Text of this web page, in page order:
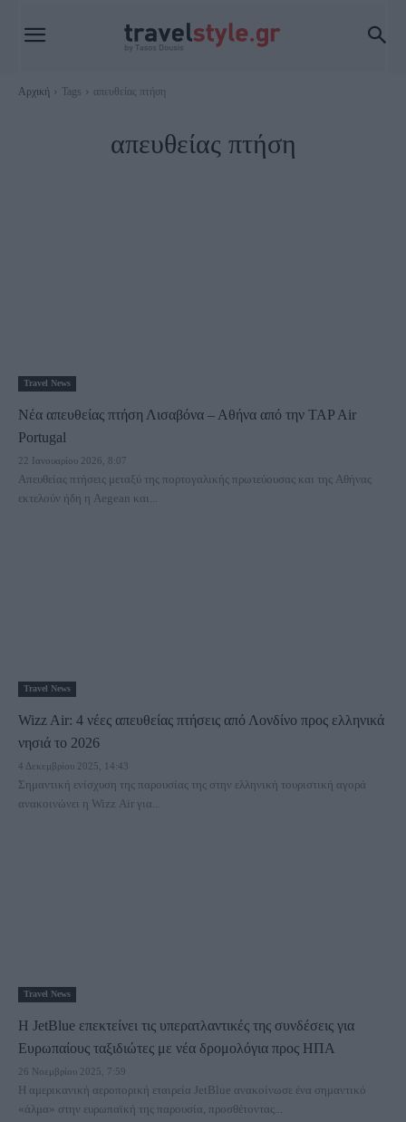
Αρχική Tags απευθείας πτήση
απευθείας πτήση
Travel News
Νέα απευθείας πτήση Λισαβόνα – Αθήνα από την TAP Air
Portugal
22 Ιανουαρίου 2026, 8:07
Απευθείας πτήσεις μεταξύ της πορτογαλικής πρωτεύουσας και της Αθήνας
εκτελούν ήδη η Aegean και...
Travel News
Wizz Air: 4 νέες απευθείας πτήσεις από Λονδίνο προς ελληνικά
νησιά το 2026
4 Δεκεμβρίου 2025, 14:43
Σημαντική ενίσχυση της παρουσίας της στην ελληνική τουριστική αγορά
ανακοινώνει η Wizz Air για...
Travel News
Η JetBlue επεκτείνει τις υπερατλαντικές της συνδέσεις για
Ευρωπαίους ταξιδιώτες με νέα δρομολόγια προς ΗΠΑ
26 Νοεμβρίου 2025, 7:59
Η αμερικανική αεροπορική εταιρεία JetBlue ανακοίνωσε ένα σημαντικό
«άλμα» στην ευρωπαϊκή της παρουσία, προσθέτοντας...